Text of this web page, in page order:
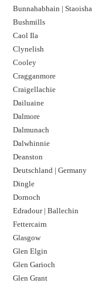
Bunnahabhain | Staoisha
Bushmills
Caol Ila
Clynelish
Cooley
Cragganmore
Craigellachie
Dailuaine
Dalmore​
Dalmunach
Dalwhinnie
Deanston
Deutschland | Germany
Dingle
Dornoch
Edradour | Ballechin
Fettercairn
Glasgow
Glen Elgin
Glen Garioch
Glen Grant